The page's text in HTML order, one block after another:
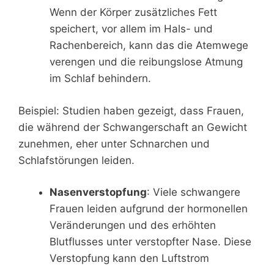
Wenn der Körper zusätzliches Fett
speichert, vor allem im Hals- und
Rachenbereich, kann das die Atemwege
verengen und die reibungslose Atmung
im Schlaf behindern.
Beispiel: Studien haben gezeigt, dass Frauen,
die während der Schwangerschaft an Gewicht
zunehmen, eher unter Schnarchen und
Schlafstörungen leiden.
Nasenverstopfung: Viele schwangere
Frauen leiden aufgrund der hormonellen
Veränderungen und des erhöhten
Blutflusses unter verstopfter Nase. Diese
Verstopfung kann den Luftstrom